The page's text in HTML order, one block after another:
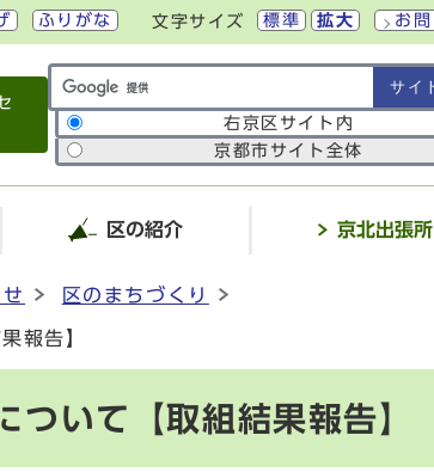
ふりがな 文字サイズ 標準 拡大 お
サイト内検索の範囲 右京区サイト内
京都市サイト全体
区の紹介 京北出張所
区のまちづくり
報告】
いて【取組結果報告】